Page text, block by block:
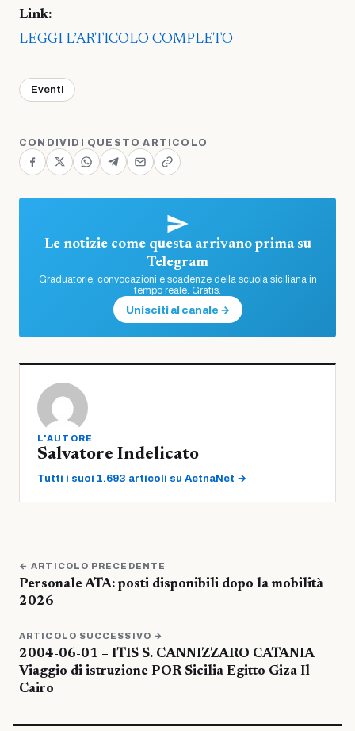
Link:
LEGGI L’ARTICOLO COMPLETO
Eventi
CONDIVIDI QUESTO ARTICOLO
Le notizie come questa arrivano prima su
Telegram
Graduatorie, convocazioni e scadenze della scuola siciliana in
tempo reale. Gratis.
Unisciti al canale →
L'AUTORE
Salvatore Indelicato
Tutti i suoi 1.693 articoli su AetnaNet →
← ARTICOLO PRECEDENTE
Personale ATA: posti disponibili dopo la mobilità
2026
ARTICOLO SUCCESSIVO →
2004-06-01 – ITIS S. CANNIZZARO CATANIA
Viaggio di istruzione POR Sicilia Egitto Giza Il
Cairo